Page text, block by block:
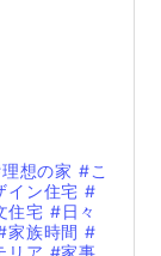
想の家 #こ
イン住宅 #
住宅 #日々
家族時間 #
リア #家事